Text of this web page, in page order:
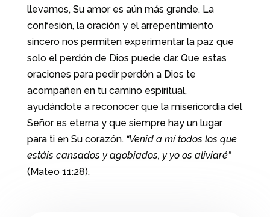
llevamos, Su amor es aún más grande. La
confesión, la oración y el arrepentimiento
sincero nos permiten experimentar la paz que
solo el perdón de Dios puede dar. Que estas
oraciones para pedir perdón a Dios te
acompañen en tu camino espiritual,
ayudándote a reconocer que la misericordia del
Señor es eterna y que siempre hay un lugar
para ti en Su corazón. “Venid a mí todos los que
estáis cansados y agobiados, y yo os aliviaré”
(Mateo 11:28).